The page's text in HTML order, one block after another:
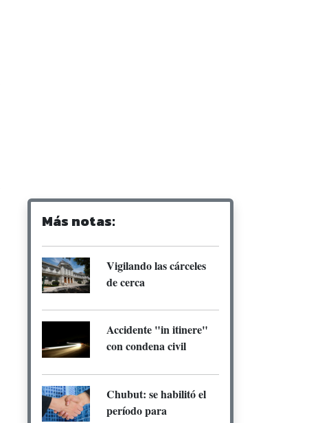
Más notas:
Vigilando las cárceles
de cerca
Accidente "in itinere"
con condena civil
Chubut: se habilitó el
período para